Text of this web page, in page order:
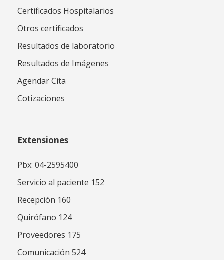
Certificados Hospitalarios
Otros certificados
Resultados de laboratorio
Resultados de Imágenes
Agendar Cita
Cotizaciones
Extensiones
Pbx: 04-2595400
Servicio al paciente 152
Recepción 160
Quirófano 124
Proveedores 175
Comunicación 524